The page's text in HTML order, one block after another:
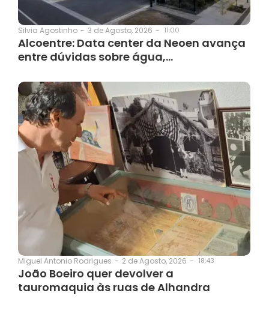
Silvia Agostinho - 3 de Agosto, 2026 - 11:00
Alcoentre: Data center da Neoen avança
entre dúvidas sobre água,…
Miguel Antonio Rodrigues - 2 de Agosto, 2026 - 18:43
João Boeiro quer devolver a
tauromaquia às ruas de Alhandra